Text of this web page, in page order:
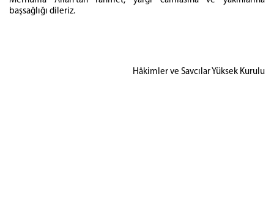
başsağlığı dileriz.
Hâkimler ve Savcılar Yüksek Kurulu